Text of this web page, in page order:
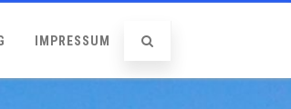
IMPRESSUM